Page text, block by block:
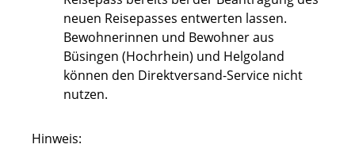
neuen Reisepasses entwerten lassen.
Bewohnerinnen und Bewohner aus
Büsingen (Hochrhein) und Helgoland
können den Direktversand-Service nicht
nutzen.
Hinweis: